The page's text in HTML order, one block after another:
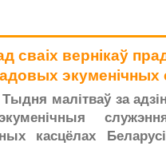
сваіх вернікаў
экуменічных
малітваў за
касцёлах